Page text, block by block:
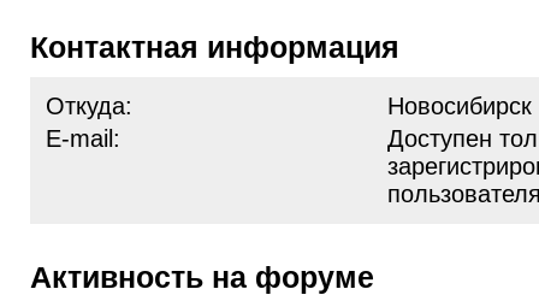
Контактная информация
Откуда:
Новосибирск
E-mail:
Доступен
Активность на форуме